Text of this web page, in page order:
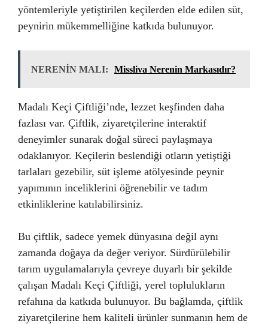
yöntemleriyle yetiştirilen keçilerden elde edilen süt,
peynirin mükemmelliğine katkıda bulunuyor.
NERENİN MALI: Missliva Nerenin Markasıdır?
Madalı Keçi Çiftliği’nde, lezzet keşfinden daha
fazlası var. Çiftlik, ziyaretçilerine interaktif
deneyimler sunarak doğal süreci paylaşmaya
odaklanıyor. Keçilerin beslendiği otların yetiştiği
tarlaları gezebilir, süt işleme atölyesinde peynir
yapımının inceliklerini öğrenebilir ve tadım
etkinliklerine katılabilirsiniz.
Bu çiftlik, sadece yemek dünyasına değil aynı
zamanda doğaya da değer veriyor. Sürdürülebilir
tarım uygulamalarıyla çevreye duyarlı bir şekilde
çalışan Madalı Keçi Çiftliği, yerel toplulukların
refahına da katkıda bulunuyor. Bu bağlamda, çiftlik
ziyaretçilerine hem kaliteli ürünler sunmanın hem de